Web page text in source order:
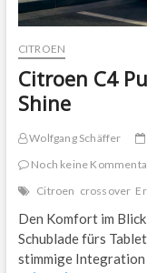
CITROEN
Citroen C4
Shine
Wolfgang Schäffer
Noch keine
Citroen crossover
Den Komfort im Blick
Schublade fürs
stimmige Integration